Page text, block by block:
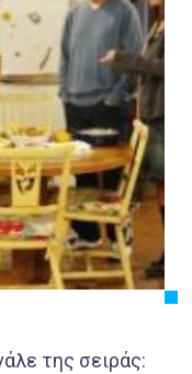
της σειράς: